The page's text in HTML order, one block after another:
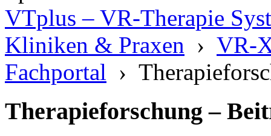
VTplus – VR-Therapie
Kliniken & Praxen › VR-
Fachportal ›
Therapieforschung –